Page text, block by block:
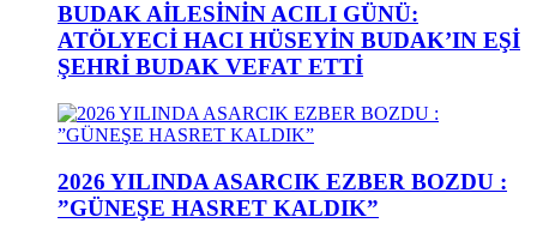
BUDAK AİLESİNİN ACILI GÜNÜ:
ATÖLYECİ HACI HÜSEYİN BUDAK’IN EŞİ
ŞEHRİ BUDAK VEFAT ETTİ
2026 YILINDA ASARCIK EZBER BOZDU :
”GÜNEŞE HASRET KALDIK”